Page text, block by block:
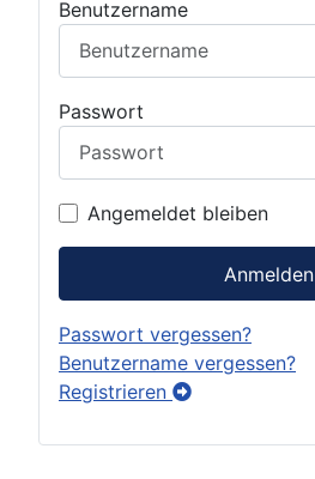
Benutzername
Passwort
Angemeldet bleiben
Anmelden
Passwort vergessen?
Benutzername vergessen?
Registrieren